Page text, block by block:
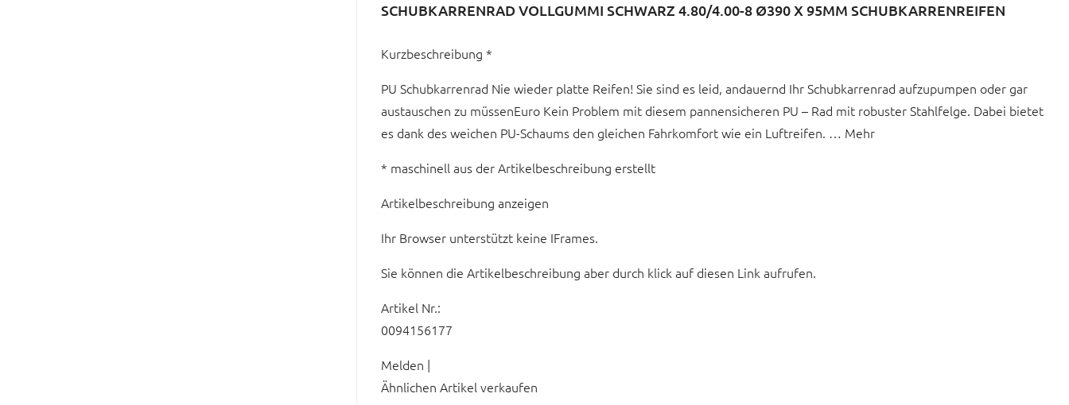
SCHUBKARRENRAD VOLLGUMMI SCHWARZ 4.80/4.00-8 Ø390 X 95MM SCHUBKARRENREIFEN
Kurzbeschreibung *
PU Schubkarrenrad Nie wieder platte Reifen! Sie sind es leid, andauernd Ihr Schubkarrenrad aufzupumpen oder gar
austauschen zu müssenEuro Kein Problem mit diesem pannensicheren PU – Rad mit robuster Stahlfelge. Dabei bietet
es dank des weichen PU-Schaums den gleichen Fahrkomfort wie ein Luftreifen. … Mehr
* maschinell aus der Artikelbeschreibung erstellt
Artikelbeschreibung anzeigen
Ihr Browser unterstützt keine IFrames.
Sie können die Artikelbeschreibung aber durch klick auf diesen Link aufrufen.
Artikel Nr.:
0094156177
Melden |
Ähnlichen Artikel verkaufen